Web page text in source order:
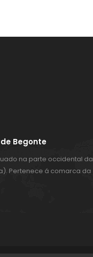
Begonte
na parte occidental da
Pertenece á comarca da